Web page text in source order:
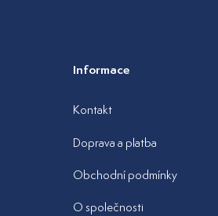
Informace
Kontakt
Doprava a platba
Obchodní podmínky
O společnosti